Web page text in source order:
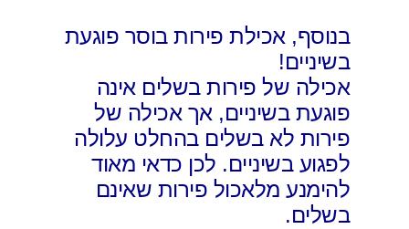
בנוסף, אכילת פירות בוסר פוגעת
בשיניים!
אכילה של פירות בשלים אינה
פוגעת בשיניים, אך אכילה של
פירות לא בשלים בהחלט עלולה
לפגוע בשיניים. לכן כדאי מאוד
להימנע מלאכול פירות שאינם
בשלים.